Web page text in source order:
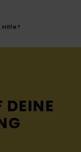
Hilfe?
DEINE